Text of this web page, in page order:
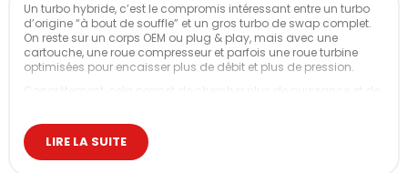
Un turbo hybride, c’est le compromis intéressant entre un turbo
d’origine “à bout de souffle” et un gros turbo de swap complet.
On reste sur un corps OEM ou plug & play, mais avec une
cartouche, une roue compresseur et parfois une roue turbine
optimisées pour encaisser plus de débit et plus de pression.
et une mise au point qui reste cohérente pour une auto de piste,
de drift, de runs ou de time attack.
LIRE LA SUITE